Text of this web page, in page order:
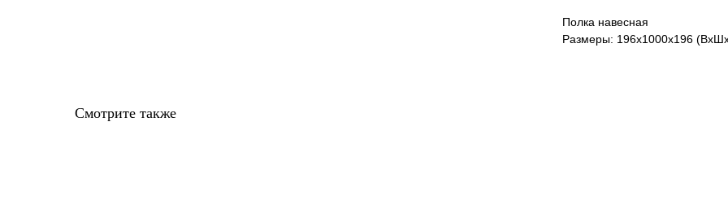
Полка навесная
Размеры: 196х1000х196
Смотрите также